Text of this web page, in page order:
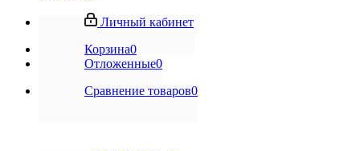
Личный кабинет
Корзина0
Отложенные0
Сравнение товаров0